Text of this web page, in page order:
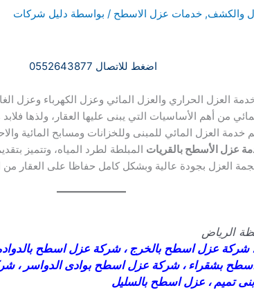
والكشف,خدمات عزل الاسطح / بواسطة دليل شركات
اضغط للاتصال 0552643877
العزل الحراري والعزل المائي وعزل الكهرباء وعزل
من أهم الأساسيات التي يبنى عليها العقار،
خدمة العزل المائي للمبنى وللخزانات ومسابح المائية
عزل الأسطح بالقريات المبلطة لطرد المياه، وتتميز
العزل بجودة عالية وبشكل كامل حفاظا على العقار من
الرياض
شركة عزل اسطح بالخرج ،شركة عزل اسطح
بشقراء ،شركة عزل اسطح بوادى الدواسر ،
تميم ،عزل اسطح بالسليل